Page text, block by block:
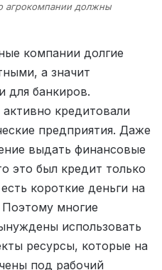
агрокомпании должны
компании долгие
а значит
для банкиров.
кредитовали
предприятия. Даже
выдать финансовые
это был кредит только
короткие деньги на
многие
использовать
ресурсы, которые на
под рабочий